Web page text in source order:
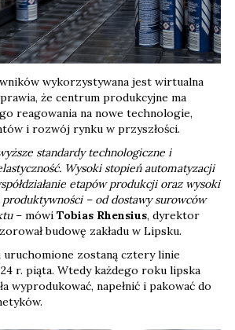
wykorzystywana jest wirtualna
że centrum produkcyjne ma
reagowania na nowe technologie,
i rozwój rynku w przyszłości.
standardy technologiczne i
Wysoki stopień automatyzacji
etapów produkcji oraz wysoki
– od dostawy surowców
– mówi Tobias Rhensius, dyrektor
budowę zakładu w Lipsku.
uruchomione zostaną cztery linie
r. piąta. Wtedy każdego roku lipska
wyprodukować, napełnić i pakować do